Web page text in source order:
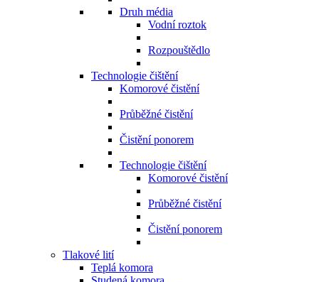
Druh média
Vodní roztok
Rozpouštědlo
Technologie čištění
Komorové čistění
Průběžné čistění
Čistění ponorem
Technologie čištění
Komorové čistění
Průběžné čistění
Čistění ponorem
Tlakové lití
Teplá komora